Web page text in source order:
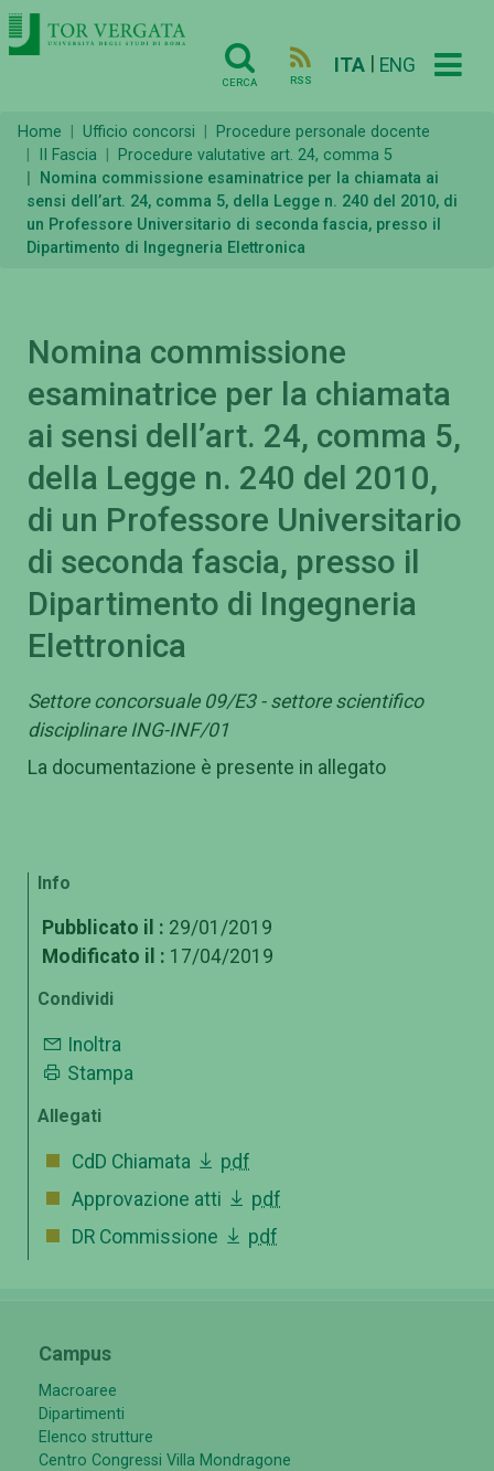
CERCA RSS
ITA ENG
Home Ufficio concorsi
Procedure personale docente
II Fascia
Procedure valutative art. 24, comma 5
Nomina commissione esaminatrice per la chiamata ai
sensi dell’art. 24, comma 5, della Legge n. 240 del 2010, di
un Professore Universitario di seconda fascia, presso il
Dipartimento di Ingegneria Elettronica
Nomina commissione
esaminatrice per la chiamata
ai sensi dell’art. 24, comma 5,
della Legge n. 240 del 2010,
di un Professore Universitario
di seconda fascia, presso il
Dipartimento di Ingegneria
Elettronica
Settore concorsuale 09/E3 - settore scientifico
disciplinare ING-INF/01
La documentazione è presente in allegato
Info
Pubblicato il : 29/01/2019
Modificato il : 17/04/2019
Condividi
Inoltra
Stampa
Allegati
CdD Chiamata
pdf
Approvazione atti
pdf
DR Commissione
pdf
Campus
Macroaree
Dipartimenti
Elenco strutture
Centro Congressi Villa Mondragone